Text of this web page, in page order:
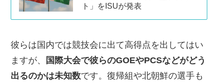
ト」をISUが発表
彼らは国内では競技会に出て高得点を出してはい
ますが、
国際大会で彼らのGOEやPCSなどがどう
出るのかは未知数です。復帰組や北朝鮮の選手も